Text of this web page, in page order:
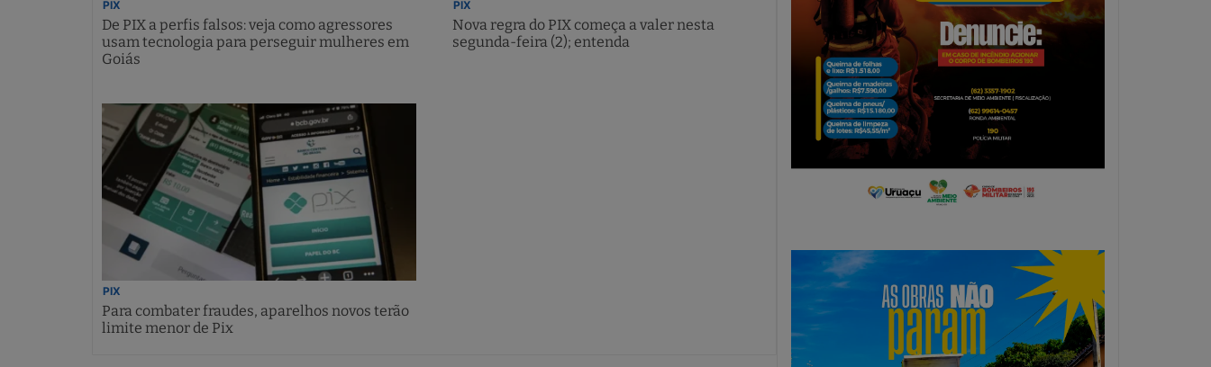
PIX
De PIX a perfis falsos: veja como agressores
usam tecnologia para perseguir mulheres em
Goiás
PIX
Nova regra do PIX começa a valer nesta
segunda-feira (2); entenda
PIX
Para combater fraudes, aparelhos novos terão
limite menor de Pix